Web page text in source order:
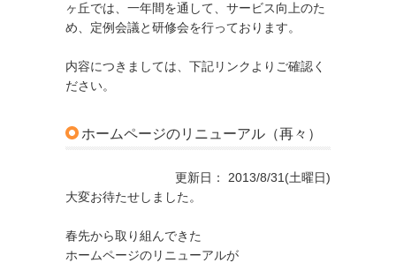
ヶ丘では、一年間を通して、サービス向上のた
め、定例会議と研修会を行っております。
内容につきましては、下記リンクよりご確認く
ださい。
ホームページのリニューアル（再々）
更新日： 2013/8/31(土曜日)
大変お待たせしました。
春先から取り組んできた
ホームページのリニューアルが